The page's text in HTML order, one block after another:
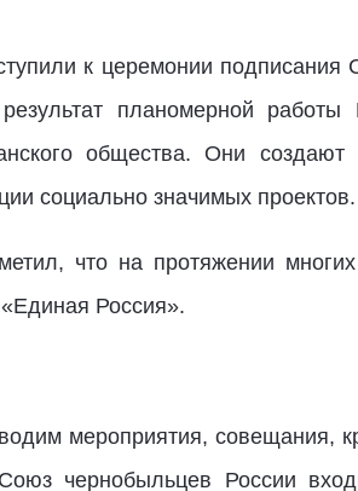
к церемонии
планомерной
общества. Они
социально значимых проектов.
что на протяжении
Россия».
мероприятия, совещания,
чернобыльцев России